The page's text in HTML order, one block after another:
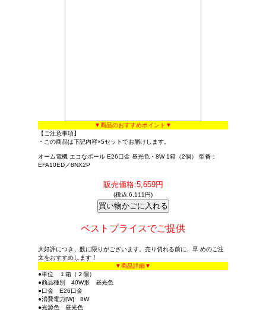
▼商品のおすすめポイント▼
【ご注意事項】
・この商品は下記内容×5セットでお届けします。
オーム電機 エコなボール E26口金 昼光色・8W 1箱（2個） 型番：
EFA10ED／8NX2P
販売価格:5,659円
(税込:6,111円)
ベストプライスでご提供
大好評につき、数に限りがございます。売り切れる前に、早 めのご注
文をおすすめします！
▼商品詳細▼
●単位 １箱（２個）
●商品種別 40W形 昼光色
●口金 E26口金
●消費電力[W] 8W
●光源色 昼光色